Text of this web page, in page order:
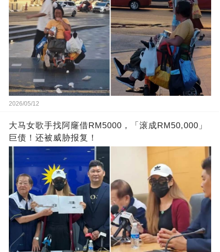
2026/05/12
大马女歌手找阿窿借RM5000，「滚成RM50,000」
巨债！还被威胁报复！